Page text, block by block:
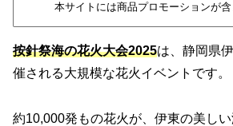
本サイトには商品プロモーションが含
按針祭海の花火大会2025は、静岡県
催される大規模な花火イベントです。
約10,000発もの花火が、伊東の美し